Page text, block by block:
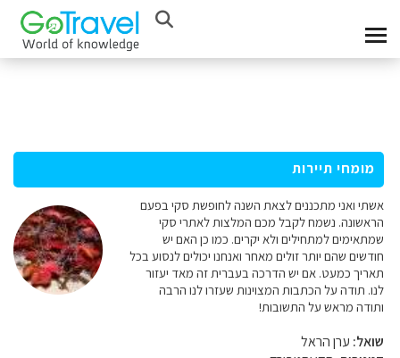
מומחי תיירות
אשתי ואני מתכננים לצאת השנה לחופשת סקי בפעם
הראשונה. נשמח לקבל מכם המלצות לאתרי סקי
שמתאימים למתחילים ולא יקרים. כמו כן האם יש
חודשים שהם יותר זולים מאחר ואנחנו יכולים לנסוע בכל
תאריך כמעט. אם יש הדרכה בעברית זה מאד יעזור
לנו. תודה על הכתבות המצוינות שעזרו לנו הרבה
ותודה מראש על התשובות!
שואל: ערן הראל